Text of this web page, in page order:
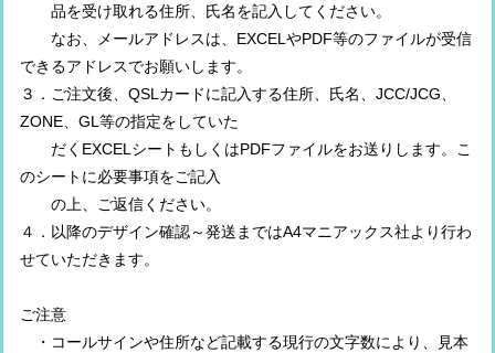
品を受け取れる住所、氏名を記入してください。
なお、メールアドレスは、EXCELやPDF等のファイルが受信
できるアドレスでお願いします。
３．ご注文後、QSLカードに記入する住所、氏名、JCC/JCG、
ZONE、GL等の指定をしていた
だくEXCELシートもしくはPDFファイルをお送りします。こ
のシートに必要事項をご記入
の上、ご返信ください。
４．以降のデザイン確認～発送まではA4マニアックス社より行わ
せていただきます。
ご注意
・コールサインや住所など記載する現行の文字数により、見本